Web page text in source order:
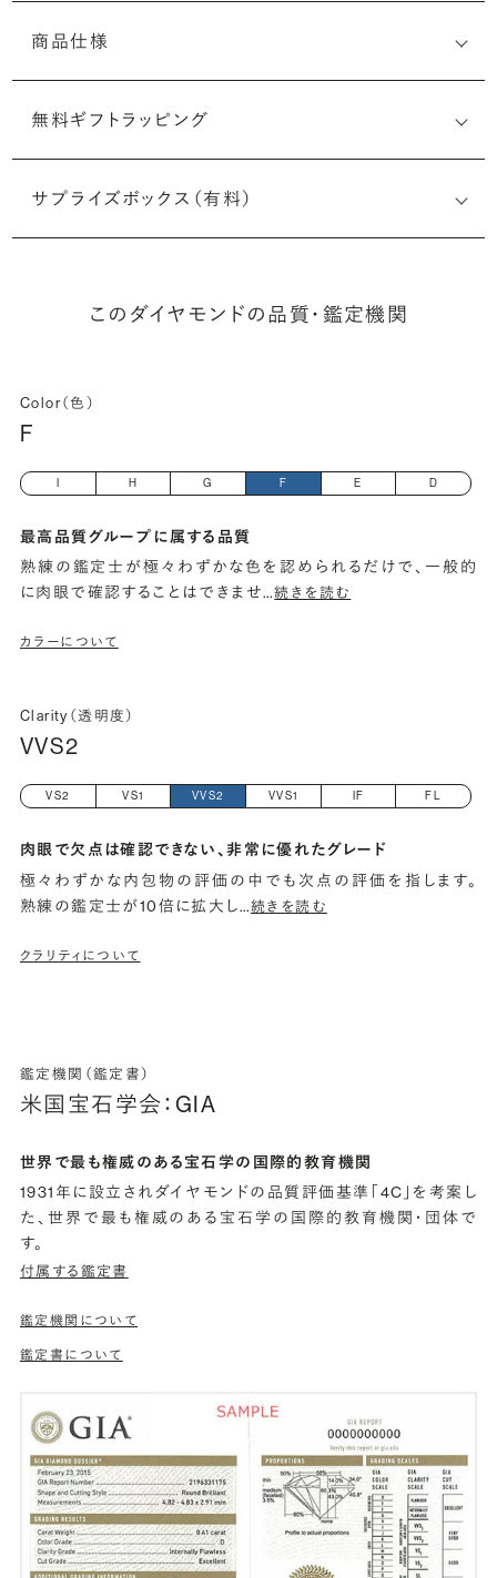
商品仕様
無料ギフトラッピング
サプライズボックス（有料）
このダイヤモンドの品質・鑑定機関
Color（色）
F
I H G F E D
最高品質グループに属する品質
熟練の鑑定士が極々わずかな色を認められるだけで、一般的
に肉眼で確認することはできませ…続きを読む
カラーについて
Clarity（透明度）
VVS2
VS2 VS1 VVS2 VVS1 IF FL
肉眼で欠点は確認できない、非常に優れたグレード
極々わずかな内包物の評価の中でも次点の評価を指します。
熟練の鑑定士が10倍に拡大し…続きを読む
クラリティについて
鑑定機関（鑑定書）
米国宝石学会：GIA
世界で最も権威のある宝石学の国際的教育機関
1931年に設立されダイヤモンドの品質評価基準「4C」を考案し
た、世界で最も権威のある宝石学の国際的教育機関・団体で
す。
付属する鑑定書
鑑定機関について
鑑定書について